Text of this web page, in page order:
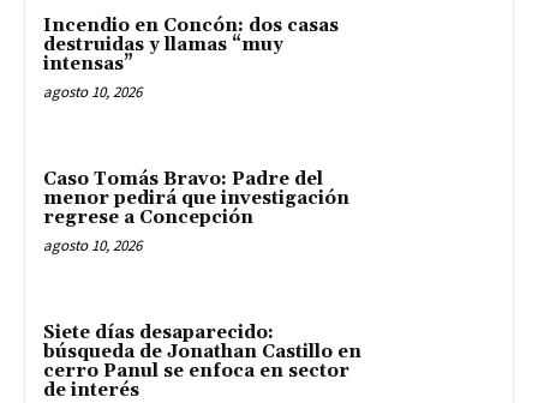
Incendio en Concón: dos casas
destruidas y llamas “muy
intensas”
agosto 10, 2026
Caso Tomás Bravo: Padre del
menor pedirá que investigación
regrese a Concepción
agosto 10, 2026
Siete días desaparecido:
búsqueda de Jonathan Castillo en
cerro Panul se enfoca en sector
de interés